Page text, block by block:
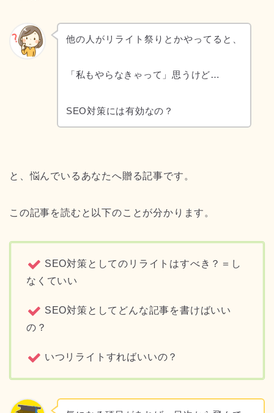
他の人がリライト祭りとかやってると、
「私もやらなきゃって」思うけど…
SEO対策には有効なの？
と、悩んでいるあなたへ贈る記事です。
この記事を読むと以下のことが分かります。
SEO対策としてのリライトはすべき？＝し
なくていい
SEO対策としてどんな記事を書けばいい
の？
いつリライトすればいいの？